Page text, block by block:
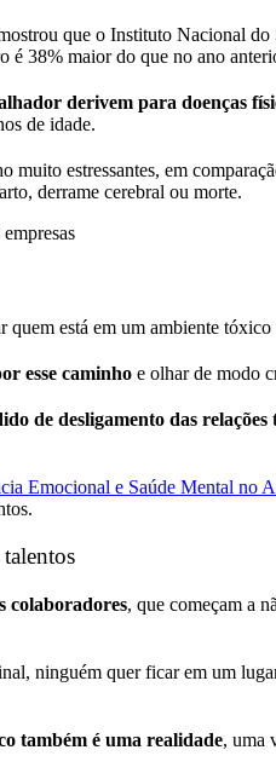
que o Instituto Nacional
é 38% maior do que no ano
derivem para doenças
de idade.
estressantes, em
derrame cerebral ou morte.
quem está em um ambiente
esse caminho e olhar de modo
de desligamento das relações
Emocional e Saúde Mental no
colaboradores, que começam a
ninguém quer ficar em um
também é uma realidade, uma